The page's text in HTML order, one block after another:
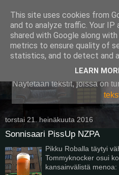
Pullollinen
Näytetään tekstit, joissa on
torstai 21. heinäkuuta 2016
Sonnisaari PissUp NZPA
Pikku Roballa täytyi
Tommyknocker osui
kansainvälistä menoa:
This site uses cookies from
and to analyze traffic. Your IP
shared with Google along
metrics to ensure quality of
statistics, and to detect and
LEARN